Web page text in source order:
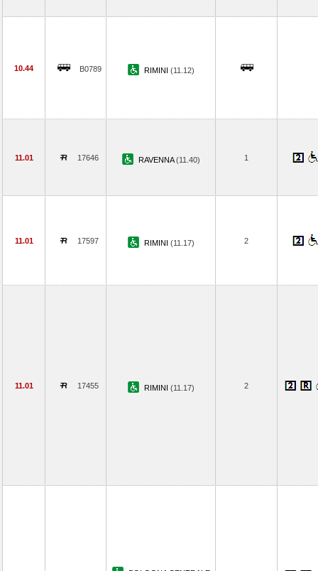
10.44 B0789 RIMINI (11.12)
11.01 17646 RAVENNA(11.40) 1
11.01 17597 RIMINI (11.17) 2
11.01 17455 RIMINI (11.17) 2